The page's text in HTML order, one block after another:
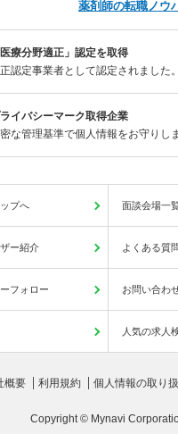
薬剤師の転職ノウ
医療分野適正」認定を取得
認定事業者として認定されました。
イバシーマーク取得企業
な管理基準で個人情報をお守りし
プへ 面談会場一
ー紹介 よくある質
フォロー お問い合わ
人気の求人
概要 利用規約 個人情報の取り
Copyright © Mynavi